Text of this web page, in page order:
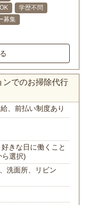
学歴不問
募集
ンでのお掃除代行
給、前払い制度あり
きな日に働くこと
ら選択)
洗面所、リビン